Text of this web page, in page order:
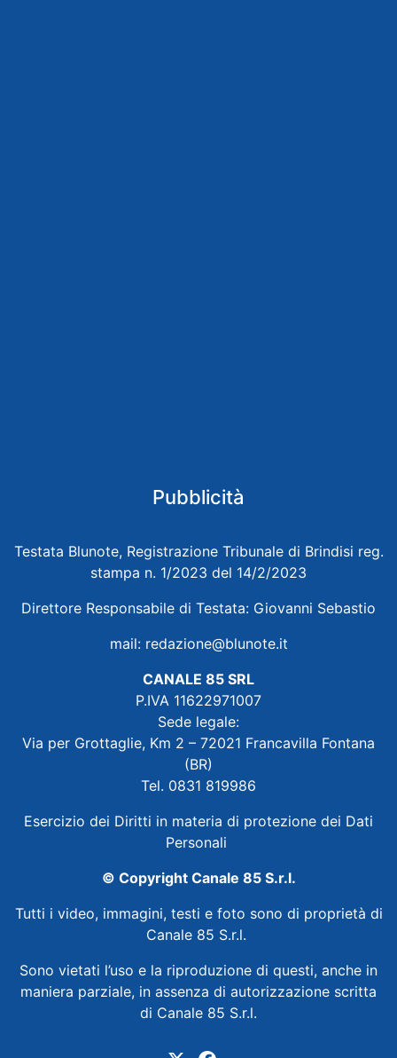
Pubblicità
Testata Blunote, Registrazione Tribunale di Brindisi reg.
stampa n. 1/2023 del 14/2/2023
Direttore Responsabile di Testata: Giovanni Sebastio
mail: redazione@blunote.it
CANALE 85 SRL
P.IVA 11622971007
Sede legale:
Via per Grottaglie, Km 2 – 72021 Francavilla Fontana
(BR)
Tel. 0831 819986
Esercizio dei Diritti in materia di protezione dei Dati
Personali
© Copyright Canale 85 S.r.l.
Tutti i video, immagini, testi e foto sono di proprietà di
Canale 85 S.r.l.
Sono vietati l’uso e la riproduzione di questi, anche in
maniera parziale, in assenza di autorizzazione scritta
di Canale 85 S.r.l.